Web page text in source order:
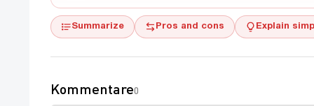
Summarize Pros and cons Explain
Kommentare0